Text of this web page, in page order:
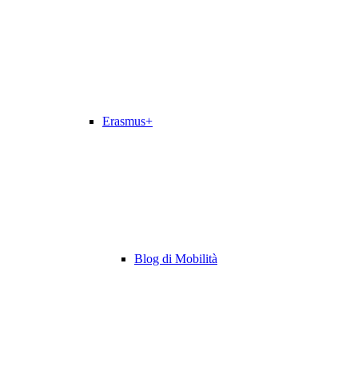
Erasmus+
Blog di Mobilità